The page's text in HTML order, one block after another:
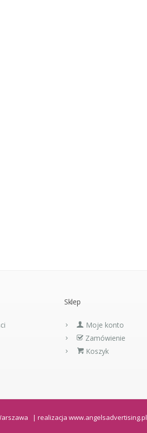
Sklep
Moje konto
Zamówienie
Koszyk
| realizacja www.angelsadvertising.pl